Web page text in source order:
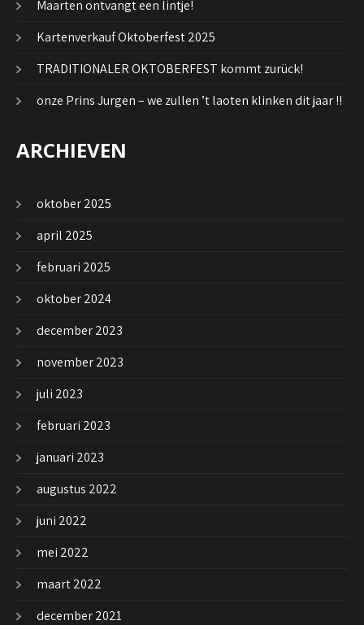
Maarten ontvangt een lintje!
Kartenverkauf Oktoberfest 2025
TRADITIONALER OKTOBERFEST kommt zurück!
onze Prins Jurgen – we zullen ’t laoten klinken dit jaar !!
ARCHIEVEN
oktober 2025
april 2025
februari 2025
oktober 2024
december 2023
november 2023
juli 2023
februari 2023
januari 2023
augustus 2022
juni 2022
mei 2022
maart 2022
december 2021